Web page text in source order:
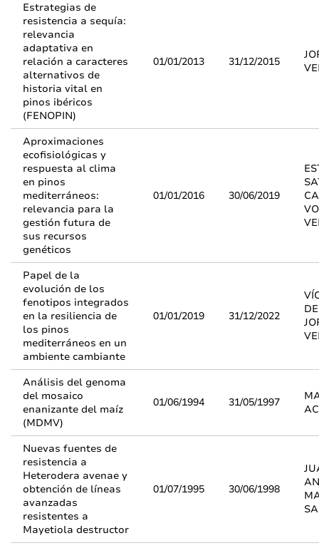
Estrategias de
resistencia a sequía:
relevancia
adaptativa en
relación a caracteres
alternativos de
historia vital en
pinos ibéricos
(FENOPIN)
01/01/2013 31/12/2015
Aproximaciones
ecofisiológicas y
respuesta al clima
en pinos
mediterráneos:
relevancia para la
gestión futura de
sus recursos
genéticos
01/01/2016 30/06/2019
Papel de la
evolución de los
fenotipos integrados
en la resiliencia de
los pinos
mediterráneos en un
ambiente cambiante
01/01/2019 31/12/2022
Análisis del genoma
del mosaico
enanizante del maíz
(MDMV)
01/06/1994 31/05/1997
Nuevas fuentes de
resistencia a
Heterodera avenae y
obtención de líneas
avanzadas
resistentes a
Mayetiola destructor
01/07/1995 30/06/1998